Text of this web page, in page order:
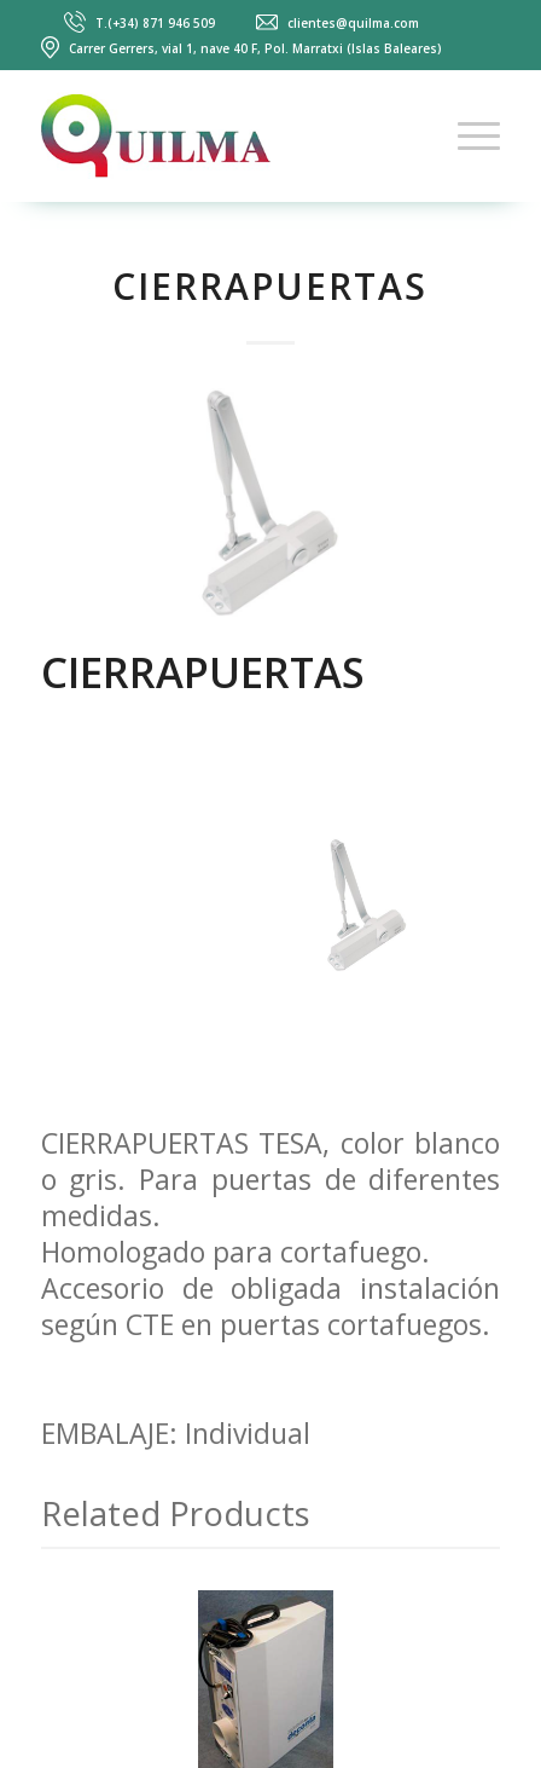
T.(+34) 871 946 509
clientes@quilma.com
Carrer Gerrers, vial 1, nave 40 F, Pol. Marratxi (Islas Baleares)
CIERRAPUERTAS
CIERRAPUERTAS
CIERRAPUERTAS TESA, color blanco
o gris. Para puertas de diferentes
medidas.
Homologado para cortafuego.
Accesorio de obligada instalación
según CTE en puertas cortafuegos.
EMBALAJE: Individual
Related Products